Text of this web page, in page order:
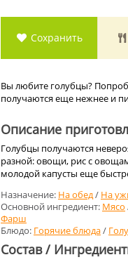
Сохранить
Вы любите голубцы?
получаются еще нежнее и
Описание
Голубцы получаются
разной: овощи, рис с
молодой капусты еще
Назначение: На обед/ На
Основной ингредиент: Мясо
Фарш
Блюдо: Горячие блюда/
Состав /